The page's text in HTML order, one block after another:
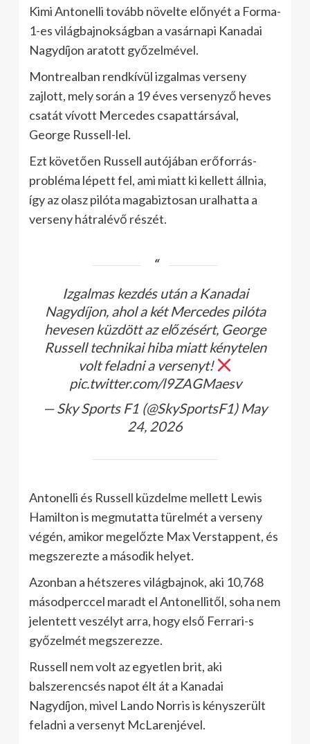
Kimi Antonelli tovább növelte előnyét a Forma-
1-es világbajnokságban a vasárnapi Kanadai
Nagydíjon aratott győzelmével.
Montrealban rendkívül izgalmas verseny
zajlott, mely során a 19 éves versenyző heves
csatát vívott Mercedes csapattársával,
George Russell-lel.
Ezt követően Russell autójában erőforrás-
probléma lépett fel, ami miatt ki kellett állnia,
így az olasz pilóta magabiztosan uralhatta a
verseny hátralévő részét.
Izgalmas kezdés után a Kanadai
Nagydíjon, ahol a két Mercedes pilóta
hevesen küzdött az előzésért, George
Russell technikai hiba miatt kénytelen
volt feladni a versenyt!
pic.twitter.com/l9ZAGMaesv
— Sky Sports F1 (@SkySportsF1) May
24, 2026
Antonelli és Russell küzdelme mellett Lewis
Hamilton is megmutatta türelmét a verseny
végén, amikor megelőzte Max Verstappent, és
megszerezte a második helyet.
Azonban a hétszeres világbajnok, aki 10,768
másodperccel maradt el Antonellitől, soha nem
jelentett veszélyt arra, hogy első Ferrari-s
győzelmét megszerezze.
Russell nem volt az egyetlen brit, aki
balszerencsés napot élt át a Kanadai
Nagydíjon, mivel Lando Norris is kényszerült
feladni a versenyt McLarenjével.